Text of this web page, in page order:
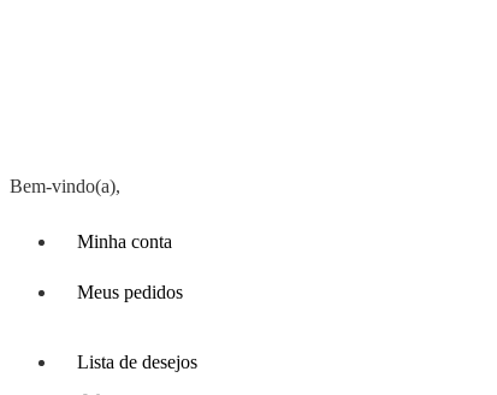
Bem-vindo(a),
Minha conta
Meus pedidos
Lista de desejos